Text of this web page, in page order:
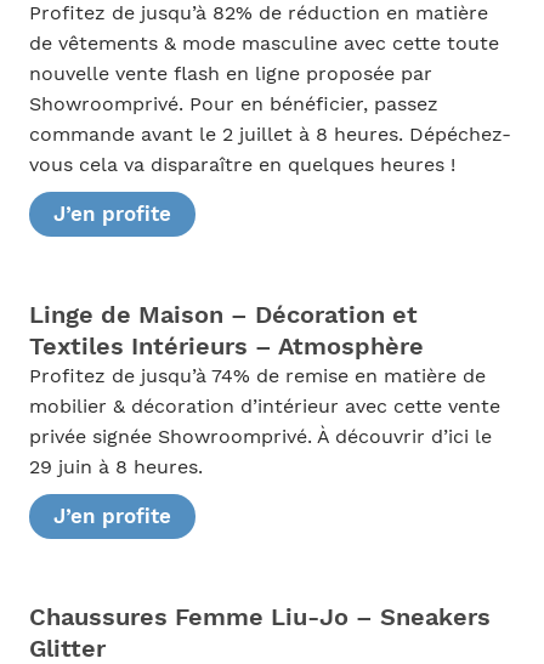
Profitez de jusqu’à 82% de réduction en matière
de vêtements & mode masculine avec cette toute
nouvelle vente flash en ligne proposée par
Showroomprivé. Pour en bénéficier, passez
commande avant le 2 juillet à 8 heures. Dépéchez-
vous cela va disparaître en quelques heures !
J’en profite
Linge de Maison – Décoration et
Textiles Intérieurs – Atmosphère
Profitez de jusqu’à 74% de remise en matière de
mobilier & décoration d’intérieur avec cette vente
privée signée Showroomprivé. À découvrir d’ici le
29 juin à 8 heures.
J’en profite
Chaussures Femme Liu-Jo – Sneakers
Glitter